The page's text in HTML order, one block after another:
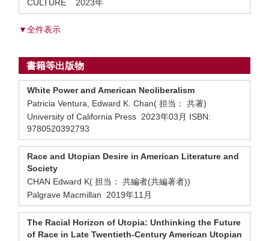
CULTURE 2023年
▼全件表示
書籍等出版物
White Power and American Neoliberalism
Patricia Ventura, Edward K. Chan( 担当： 共著)
University of California Press 2023年03月 ISBN:
9780520392793
Race and Utopian Desire in American Literature and
Society
CHAN Edward K( 担当： 共編者(共編著者))
Palgrave Macmillan 2019年11月
The Racial Horizon of Utopia: Unthinking the Future
of Race in Late Twentieth-Century American Utopian